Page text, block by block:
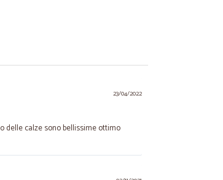
23/04/2022
delle calze sono bellissime ottimo